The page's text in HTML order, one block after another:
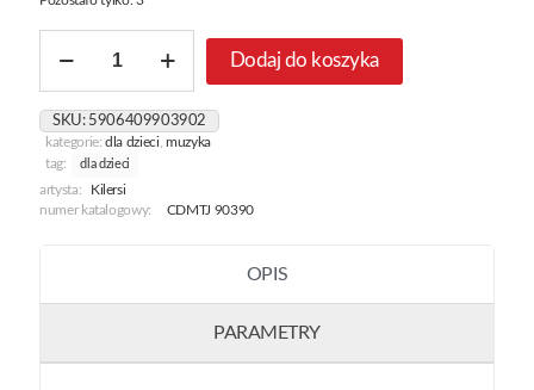
Pan
Robi
Show
Dodaj do koszyka
SKU: 5906409903902
kategorie:dla dzieci, muzyka
tag:
dla dzieci
artysta:
Kilersi
numer katalogowy:
CDMTJ 90390
OPIS
PARAMETRY